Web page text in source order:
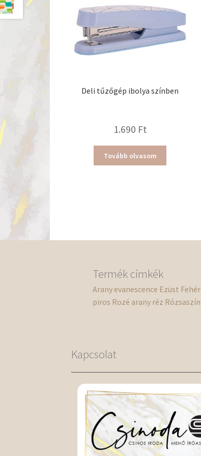
Deli tűzőgép ibolya színben
1.690 Ft
Tovább olvasom
Termék címkék
Arany evanescence Ezüst Fehér
piros Rozé arany réz Rózsaszín
Kapcsolat